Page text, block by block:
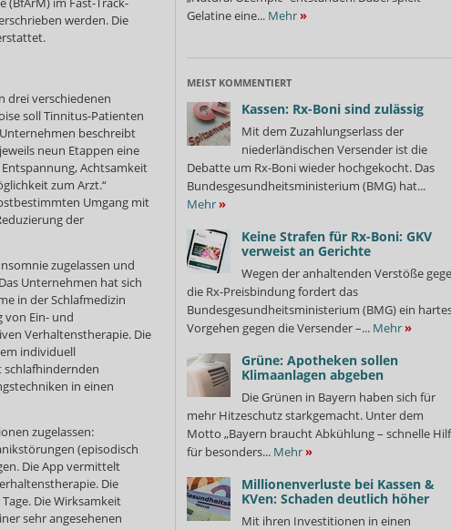
werden. Die
drei verschiedenen
soll Tinnitus-Patienten
beschreibt
neun Etappen eine
Achtsamkeit
zum Arzt.“
Umgang mit
der
zugelassen und
Unternehmen hat sich
in der Schlafmedizin
von Ein- und
Verhaltenstherapie. Die
individuell
schlafhindernden
in einen
zugelassen:
(episodisch
Die App vermittelt
Die
Die Wirksamkeit
sehr angesehenen
Gelatine eine... Mehr»
MEIST KOMMENTIERT
Kassen: Rx-Boni sind zulässig
Mit dem Zuzahlungserlass der
niederländischen Versender ist die
Debatte um Rx-Boni wieder hochgekocht. Das
Bundesgesundheitsministerium (BMG) hat...
Mehr»
Keine Strafen für Rx-Boni: GKV
verweist an Gerichte
Wegen der anhaltenden Verstöße
die Rx-Preisbindung fordert das
Bundesgesundheitsministerium (BMG) ein
Vorgehen gegen die Versender –... Mehr»
Grüne: Apotheken sollen
Klimaanlagen abgeben
Die Grünen in Bayern haben sich für
mehr Hitzeschutz starkgemacht. Unter dem
Motto „Bayern braucht Abkühlung – schnelle
für besonders... Mehr»
Millionenverluste bei Kassen &
KVen: Schaden deutlich höher
Mit ihren Investitionen in einen